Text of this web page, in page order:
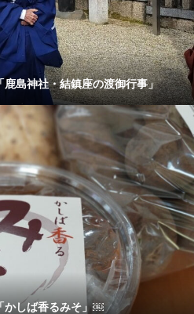
島神社・結鎮座の渡御行事」
かしば香るみそ」￼